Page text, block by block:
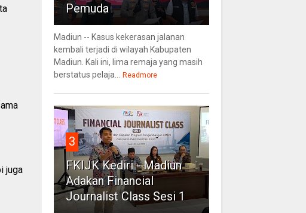
juga
Pemuda
Madiun -- Kasus kekerasan jalanan
kembali terjadi di wilayah Kabupaten
Madiun. Kali ini, lima remaja yang masih
berstatus pelaja...
Readmore
3
FKIJK Kediri - Madiun
Adakan Financial
Journalist Class Sesi 1